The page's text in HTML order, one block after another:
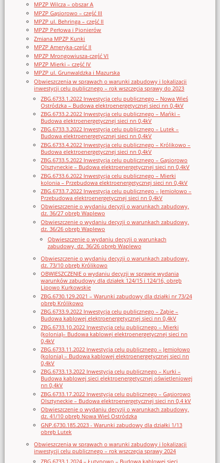
MPZP Wilcza – obszar A
MPZP Gąsiorowo – część III
MPZP ul. Behringa – część II
MPZP Perłowa i Pionierów
Zmiana MPZP Kunki
MPZP Ameryka-część II
MPZP Mrongowiusza-część VI
MPZP Mierki – część IV
MPZP ul. Grunwaldzka i Mazurska
Obwieszczenia w sprawach o warunki zabudowy i lokalizacji
inwestycji celu publicznego – rok wszczęcia sprawy do 2023
ZBG.6733.1.2022 Inwestycja celu publicznego – Nowa Wieś
Ostródzka – Budowa elektroenergetycznej sieci nn 0,4kV
ZBG.6733.2.2022 Inwestycja celu publicznego – Mańki –
Budowa elektroenergetycznej sieci nn 0,4kV
ZBG.6733.3.2022 Inwestycja celu publicznego – Lutek –
Budowa elektroenergetycznej sieci nn 0,4kV
ZBG.6733.4.2022 Inwestycja celu publicznego – Królikowo –
Budowa elektroenergetycznej sieci nn 0,4kV
ZBG.6733.5.2022 Inwestycja celu publicznego – Gąsiorowo
Olsztyneckie – Budowa elektroenergetycznej sieci nn 0,4kV
ZBG.6733.6.2022 Inwestycja celu publicznego – Mierki
kolonia – Przebudowa elektroenergetycznej sieci nn 0,4kV
ZBG.6733.7.2022 Inwestycja celu publicznego – Jemiołowo –
Przebudowa elektroenergetycznej sieci nn 0,4kV
Obwieszczenie o wydaniu decyzji o warunkach zabudowy,
dz. 36/27 obręb Waplewo
Obwieszczenie o wydaniu decyzji o warunkach zabudowy,
dz. 36/26 obręb Waplewo
Obwieszczenie o wydaniu decyzji o warunkach
zabudowy, dz. 36/26 obręb Waplewo
Obwieszczenie o wydaniu decyzji o warunkach zabudowy,
dz. 73/10 obręb Królikowo
OBWIESZCZENIE o wydaniu decyzji w sprawie wydania
warunków zabudowy dla działek 124/15 i 124/16, obręb
Lipowo Kurkowskie
ZBG.6730.129.2021 – Warunki zabudowy dla działki nr 73/24
obręb Królikowo
ZBG.6733.9.2022 Inwestycja celu publicznego – Ząbie –
Budowa kablowej elektroenergetycznej sieci nn 0,4kV
ZBG.6733.10.2022 Inwestycja celu publicznego – Mierki
(kolonia)– Budowa kablowej elektroenergetycznej sieci nn
0,4kV
ZBG.6733.11.2022 Inwestycja celu publicznego – Jemiołowo
(kolonia) – Budowa kablowej elektroenergetycznej sieci nn
0,4kV
ZBG.6733.13.2022 Inwestycja celu publicznego – Kurki –
Budowa kablowej sieci elektroenergetycznej oświetleniowej
nn 0,4kV
ZBG.6733.17.2022 Inwestycja celu publicznego – Gąsiorowo
Olsztyneckie – Budowa elektroenergetycznej sieci nn 0,4 kV
Obwieszczenie o wydaniu decyzji o warunkach zabudowy,
dz. 41/10 obręb Nowa Wieś Ostródzka
GNP.6730.185.2023 - Warunki zabudowy dla działki 1/13
obręb Lutek
Obwieszczenia w sprawach o warunki zabudowy i lokalizacji
inwestycji celu publicznego – rok wszczęcia sprawy 2024
ZBG.6733.1.2024 – Łutynowo – Budowa kablowej sieci